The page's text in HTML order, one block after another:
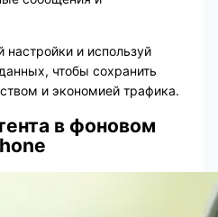
настройки и используй
чтобы сохранить
и экономией трафика.
в фоновом